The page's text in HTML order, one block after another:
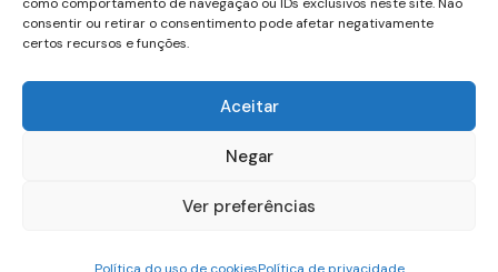
consentir ou retirar o consentimento pode afetar negativamente
certos recursos e funções.
Aceitar
Negar
Ver preferências
Sugestões ou Reclamações
Política de Uso de Cookies
Política de Privacidade
© 2026 CGL - Casa das Gaxetas- Todos os direitos reservados.